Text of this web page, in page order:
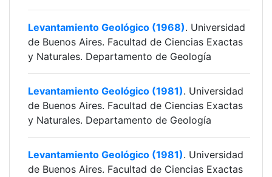
Levantamiento Geológico (1968). Universidad
de Buenos Aires. Facultad de Ciencias Exactas
y Naturales. Departamento de Geología
Levantamiento Geológico (1981). Universidad
de Buenos Aires. Facultad de Ciencias Exactas
y Naturales. Departamento de Geología
Levantamiento Geológico (1981). Universidad
de Buenos Aires. Facultad de Ciencias Exactas